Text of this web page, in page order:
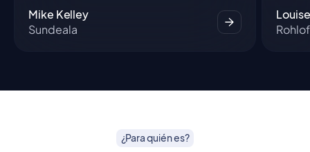
Mike Kelley
Sundeala
¿Para quién es?